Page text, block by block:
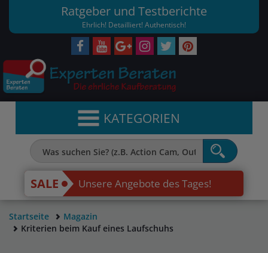
Ratgeber und Testberichte
Ehrlich! Detailliert! Authentisch!
KATEGORIEN
SALE Unsere Angebote des Tages!
Startseite
Magazin
Kriterien beim Kauf eines Laufschuhs